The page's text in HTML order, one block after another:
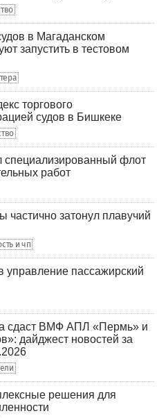
в Магаданском
запустить в тестовом
торгового
судов в Бишкеке
специализированный флот
работ
затонул плавучий
и чп
управление пассажирский
сдаст ВМФ АПЛ «Пермь» и
дайджест новостей за
решения для